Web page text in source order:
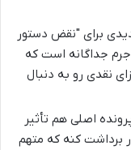
برای "نقض دستور
جداگانه است که
نقدی رو به دنبال
اصلی هم تأثیر
برداشت کنه که متهم